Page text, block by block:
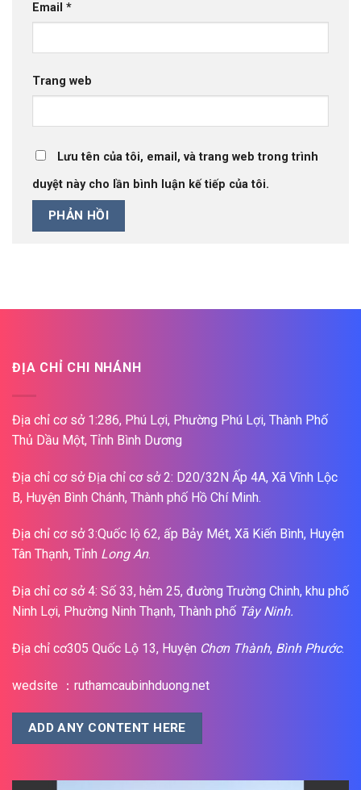
Email *
Trang web
Lưu tên của tôi, email, và trang web trong trình
duyệt này cho lần bình luận kế tiếp của tôi.
ĐỊA CHỈ CHI NHÁNH
Địa chỉ cơ sở 1:286, Phú Lợi, Phường Phú Lợi, Thành Phố
Thủ Dầu Một, Tỉnh Bình Dương
Địa chỉ cơ sở Địa chỉ cơ sở 2: D20/32N Ấp 4A, Xã Vĩnh Lộc
B, Huyện Bình Chánh, Thành phố Hồ Chí Minh.
Địa chỉ cơ sở 3:Quốc lộ 62, ấp Bảy Mét, Xã Kiến Bình, Huyện
Tân Thạnh, Tỉnh Long An.
Địa chỉ cơ sở 4: Số 33, hẻm 25, đường Trường Chinh, khu phố
Ninh Lợi, Phường Ninh Thạnh, Thành phố Tây Ninh.
Địa chỉ cơ305 Quốc Lộ 13, Huyện Chơn Thành, Bình Phước.
wedsite ：ruthamcaubinhduong.net
ADD ANY CONTENT HERE